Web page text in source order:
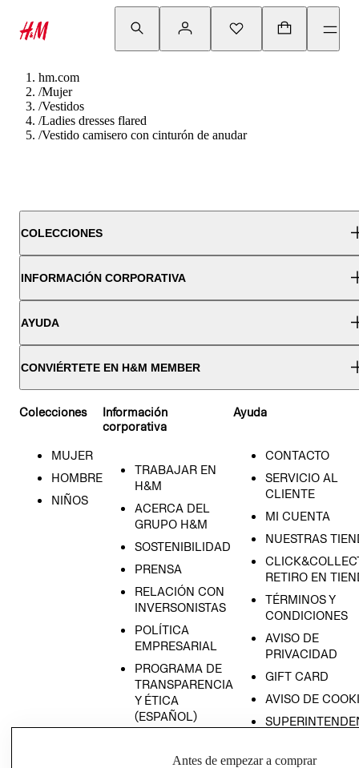
hm.com
/Mujer
/Vestidos
/Ladies dresses flared
/Vestido camisero con cinturón de anudar
COLECCIONES
INFORMACIÓN CORPORATIVA
AYUDA
CONVIÉRTETE EN H&M MEMBER
Colecciones
MUJER
HOMBRE
NIÑOS
Información
corporativa
TRABAJAR EN
H&M
ACERCA DEL
GRUPO H&M
SOSTENIBILIDAD
PRENSA
RELACIÓN CON
INVERSONISTAS
POLÍTICA
EMPRESARIAL
PROGRAMA DE
TRANSPARENCIA
Y ÉTICA
(ESPAÑOL)
TRANSPARENCIA
Ayuda
CONTACTO
SERVICIO AL
CLIENTE
MI CUENTA
NUESTRAS
RETIRO EN
TÉRMINOS Y
CONDICIONES
AVISO DE
PRIVACIDAD
GIFT CARD
AVISO DE
Antes de empezar a comprar